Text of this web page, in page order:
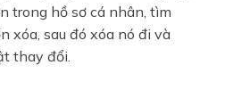
trong hồ sơ cá nhân, tìm
xóa, sau đó xóa nó đi và
thay đổi.